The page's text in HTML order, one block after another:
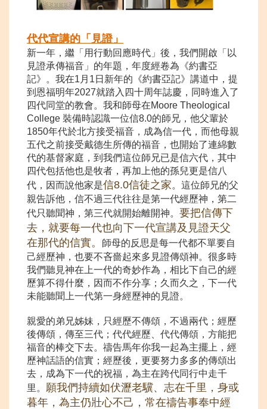
代代宣講的 「見證」
新一年，繼「用行動回應時代」後，我們開啟「以
見證承傳福音」的年題，年度經卷為《約書亞
記》。我在1月1日新年的《約書亞記》講道中，提
到恩福明年2027就踏入四十周年誌慶，同時進入了
四代同堂的教會。我和師母在Moore Theological
College 裝備時認識一位信8.0的師兄，他父輩於
1850年代於北方接受福音，成為信一代，而他母親
五代之前接受戴德生所傳的福音，也開始了連綿數
代的基督家庭，到我們這位師兄已是信六代，其中
四代包括他也是牧者，再加上他的孫兒更是信八
代，因而說他家是信8.0信徒之家。這位師兄的父
親告訴他，信不過三代往往是第一代經歷神，第二
代只聽聞神，第三代就開始離開神。 要把信傳下
去，就要每一代也向下一代宣講及見證天父
在那代的信實。
師母的反思是每一代都不單要自
己經歷神，也要不吝嗇起來多見證傳頌神。很多時
我們聽見神在上一代的奇妙作為，相比下自己的經
歷算不得什麼，因而不作分享；久而久之，下一代
未能聽聞上一代第一身經歷神的見證。
親愛的弟兄姊妹，只經歷不傳頌，不過兩代；經歷
後傳頌，傳至三代；代代經歷、代代傳頌，方能把
福音的棒交下去。禱告馬年你我一起為主擺上，經
歷神話語的信實；經歷後，更要努力多多的傳頌出
去，成為下一代的祝福，為主在跨代同行中走千
里。 願我們持續如伏瀝老驥、志在千里，身或
暮年，為主仍壯心不己，常在禱告事奉中經